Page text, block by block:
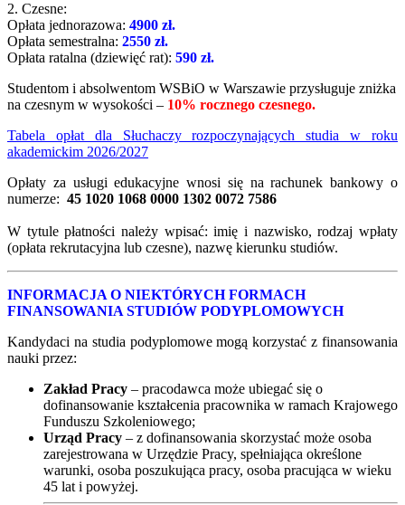
2. Czesne:
Opłata jednorazowa: 4900 zł.
Opłata semestralna: 2550 zł.
Opłata ratalna (dziewięć rat): 590 zł.
Studentom i absolwentom WSBiO w Warszawie przysługuje zniżka
na czesnym w wysokości – 10% rocznego czesnego.
Tabela opłat dla Słuchaczy rozpoczynających studia w roku
akademickim 2026/2027
Opłaty za usługi edukacyjne wnosi się na rachunek bankowy o
numerze:45 1020 1068 0000 1302 0072 7586
W tytule płatności należy wpisać: imię i nazwisko, rodzaj wpłaty
(opłata rekrutacyjna lub czesne), nazwę kierunku studiów.
INFORMACJA O NIEKTÓRYCH FORMACH
FINANSOWANIA STUDIÓW PODYPLOMOWYCH
Kandydaci na studia podyplomowe mogą korzystać z finansowania
nauki przez:
Zakład Pracy – pracodawca może ubiegać się o
dofinansowanie kształcenia pracownika w ramach Krajowego
Funduszu Szkoleniowego;
Urząd Pracy – z dofinansowania skorzystać może osoba
zarejestrowana w Urzędzie Pracy, spełniająca określone
warunki, osoba poszukująca pracy, osoba pracująca w wieku
45 lat i powyżej.